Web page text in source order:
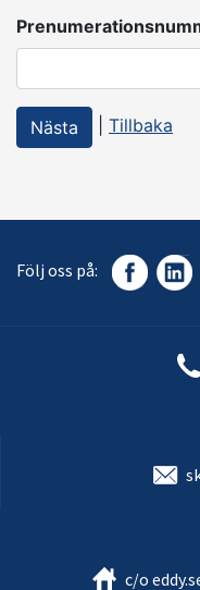
Tillbaka
Följ oss på:
c/o